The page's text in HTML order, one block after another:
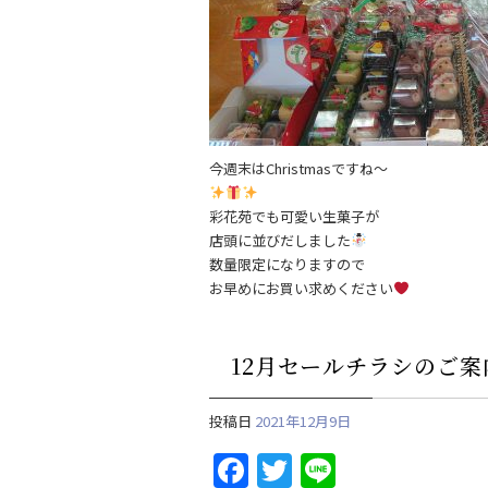
o
o
k
今週末はChristmasですね～
彩花苑でも可愛い生菓子が
店頭に並びだしました
数量限定になりますので
お早めにお買い求めください
12月セールチラシのご
投稿日 2021年12月9日
F T